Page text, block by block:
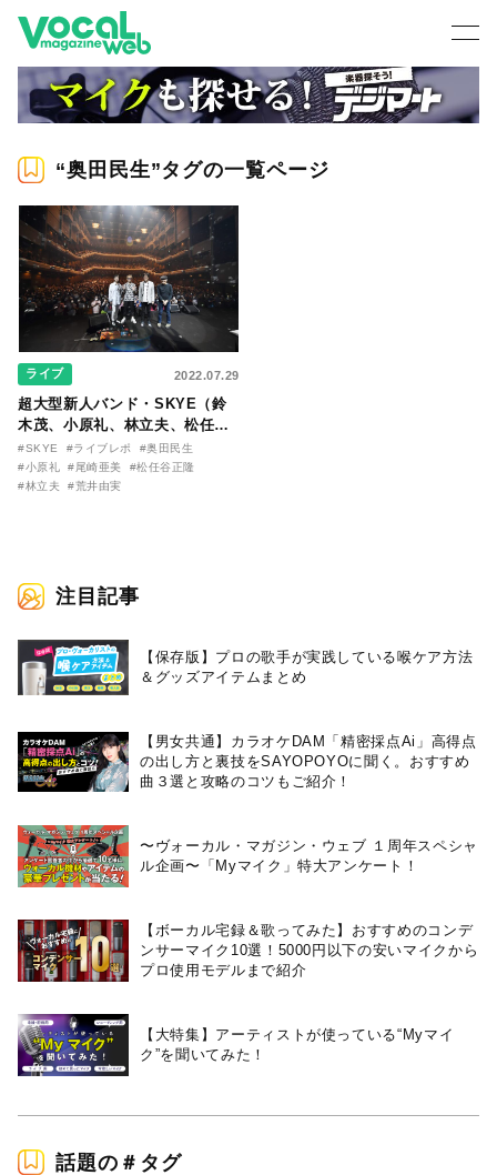
“奥田民生”タグの一覧ページ
ライブ 2022.07.29
超大型新人バンド・SKYE（鈴
木茂、小原礼、林立夫、松任谷
正隆）が、荒井由実、奥田民
生、尾崎亜美をゲストに迎えた
初ツアーの模様をお届け！
#SKYE #ライブレポ
#奥田民生
#小原礼
#尾崎亜美
#松任谷正隆
#林立夫
#荒井由実
注目記事
【保存版】プロの歌手が実践している喉ケア⽅法
＆グッズアイテムまとめ
【男女共通】カラオケDAM「精密採点Ai」高得点
の出し方と裏技をSAYOPOYOに聞く。おすすめ
曲３選と攻略のコツもご紹介！
〜ヴォーカル・マガジン・ウェブ １周年スペシャ
ル企画〜「Myマイク」特大アンケート！
【ボーカル宅録＆歌ってみた】おすすめのコンデ
ンサーマイク10選！5000円以下の安いマイクから
プロ使用モデルまで紹介
【大特集】アーティストが使っている“Myマイ
ク”を聞いてみた！
話題の＃タグ